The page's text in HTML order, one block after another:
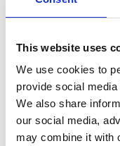
This website uses
We use cookies to
provide social
We also share
our social media,
may combine it with
500 værker –
opdagelse og find dit
også når det gælder
udvalgte værker.
5 opslag
seneste fra 25.
Galerie